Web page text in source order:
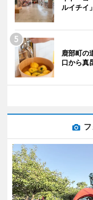
ルイチイ
鹿部町の
口から真